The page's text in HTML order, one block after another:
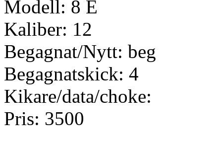
Modell: 8 E
Kaliber: 12
Begagnat/Nytt: beg
Begagnatskick: 4
Kikare/data/choke:
Pris: 3500